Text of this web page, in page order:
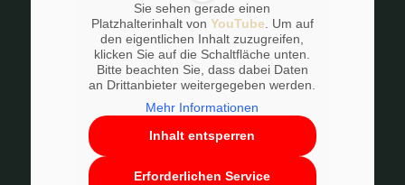
Sie sehen gerade einen
Platzhalterinhalt von YouTube. Um auf
den eigentlichen Inhalt zuzugreifen,
klicken Sie auf die Schaltfläche unten.
Bitte beachten Sie, dass dabei Daten
an Drittanbieter weitergegeben werden.
Mehr Informationen
Inhalt entsperren
Erforderlichen Service